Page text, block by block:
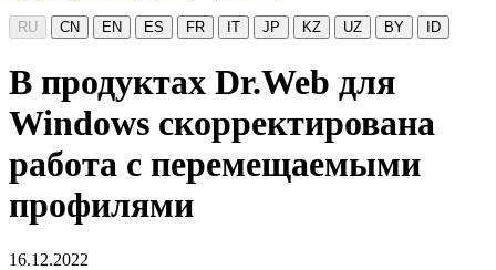
RU CN EN ES FR IT JP KZ UZ BY ID
В продуктах Dr.Web для
Windows скорректирована
работа с перемещаемыми
профилями
16.12.2022